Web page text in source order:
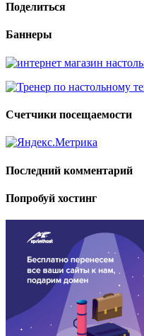
Поделиться
Баннеры
Счетчики посещаемости
Последний комментарий
Попробуй хостинг